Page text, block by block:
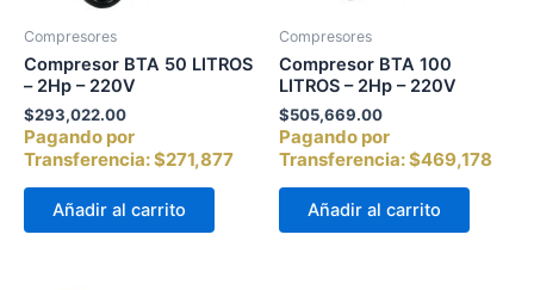
Compresores
Compresor BTA 50 LITROS
– 2Hp – 220V
$293,022.00
Pagando por
Transferencia:$271,877
Añadir al carrito
Compresores
Compresor BTA 100
LITROS – 2Hp – 220V
$505,669.00
Pagando por
Transferencia:$469,178
Añadir al carrito